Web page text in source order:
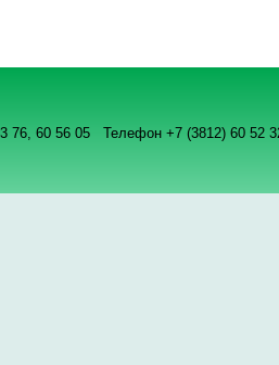
76, 60 56 05 Телефон +7 (3812) 60 52